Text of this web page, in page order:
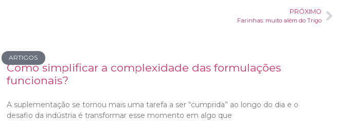
PRÓXIMO
Farinhas: muito além do Trigo
ARTIGOS
Como simplificar a complexidade das formulações
funcionais?
A suplementação se tornou mais uma tarefa a ser “cumprida” ao longo do dia e o
desafio da indústria é transformar esse momento em algo que